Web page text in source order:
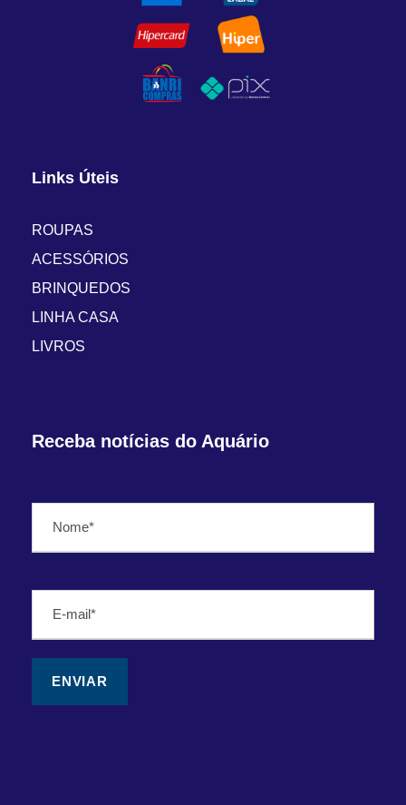
Links Úteis
ROUPAS
ACESSÓRIOS
BRINQUEDOS
LINHA CASA
LIVROS
Receba notícias do Aquário